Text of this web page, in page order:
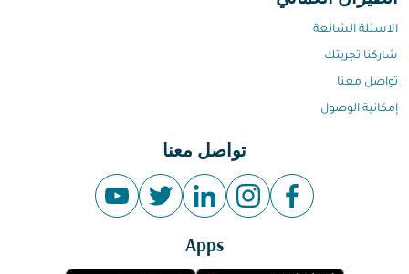
الاسئلة الشائعة
شاركنا تجربتك
تواصل معنا
إمكانية الوصول
تواصل معنا
Apps